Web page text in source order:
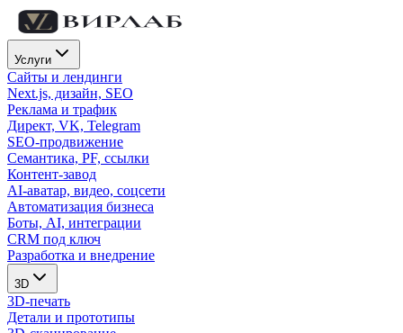
Услуги
Сайты и лендинги
Next.js, дизайн, SEO
Реклама и трафик
Директ, VK, Telegram
SEO-продвижение
Семантика, PF, ссылки
Контент-завод
AI-аватар, видео, соцсети
Автоматизация бизнеса
Боты, AI, интеграции
CRM под ключ
Разработка и внедрение
3D
3D-печать
Детали и прототипы